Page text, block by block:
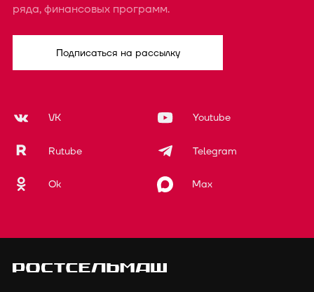
ряда, финансовых программ.
Подписаться на рассылку
VK Youtube
Rutube Telegram
Ok Max